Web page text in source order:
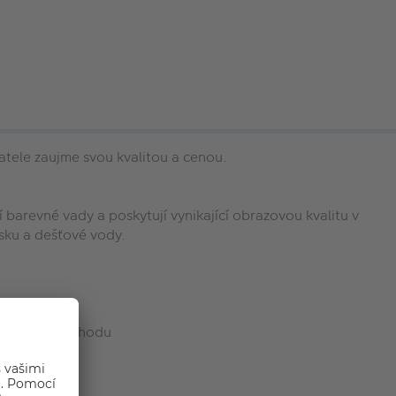
zaujme svou kvalitou a cenou.
barevné vady a poskytují vynikající obrazovou kvalitu v
a dešťové vody.
AF chodu